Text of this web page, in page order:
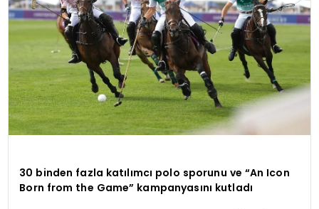
30 binden fazla katılımcı polo sporunu ve “An Icon
Born from the Game” kampanyasını kutladı